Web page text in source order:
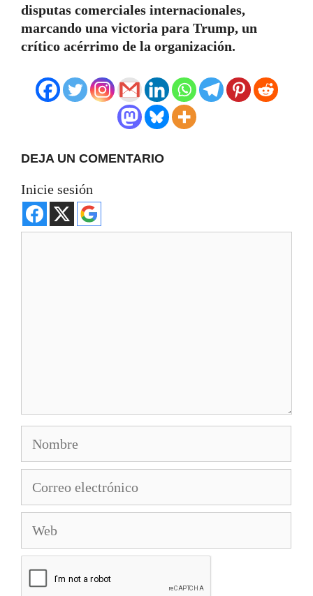
disputas comerciales internacionales,
marcando una victoria para Trump, un
crítico acérrimo de la organización.
DEJA UN COMENTARIO
Inicie sesión
electrónico